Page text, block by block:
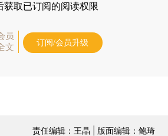
获取已订阅的阅读权限
员
文
订阅/会员升级
责任编辑：王晶 | 版面编辑：鲍琦